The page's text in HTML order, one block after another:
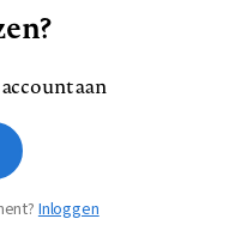
ons
Privacy
verdienen
antwoorden
aan
Inloggen